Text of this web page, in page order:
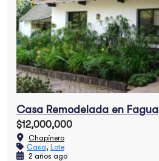
Casa Remodelada en Fagua
$12,000,000
Chapinero
Casa, Lote
2 años ago